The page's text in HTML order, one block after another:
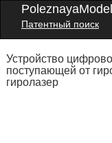
Патентный поиск
Устройство
поступающей от
гиролазер